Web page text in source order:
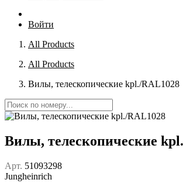
Войти
All Products
All Products
Вилы, телескопические kpl./RAL1028
Вилы, телескопические
Арт. 51093298
Jungheinrich